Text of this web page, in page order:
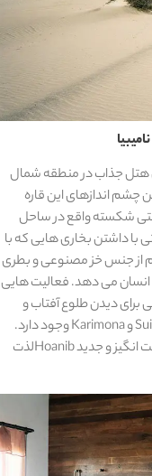
مشهد
شهر چادگان اصفهان
15 غذای کره ای
خوشمزه
معرفی بکرترین
سواحل دیدنی بوشهر
خلیج عربی یا خلیج
قوم کرمانج و کردهای